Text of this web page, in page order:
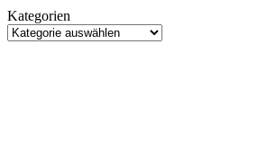
ab
September
Kategorien
Kategorien